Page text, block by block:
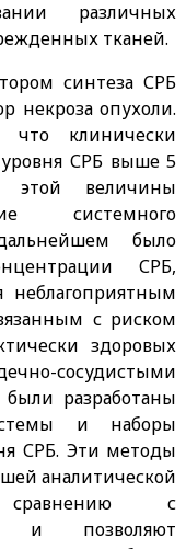
различных
тканей.
синтеза СРБ
некроза опухоли.
что клинически
СРБ выше 5
величины
системного
было
СРБ,
с риском
здоровых
сосудистыми
разработаны
и наборы
СРБ. Эти методы
аналитической
сравнению с
и позволяют